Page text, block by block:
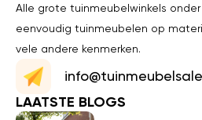
Alle grote tuinmeubelwinkels
eenvoudig tuinmeubelen op
vele andere kenmerken.
LAATSTE BLOGS